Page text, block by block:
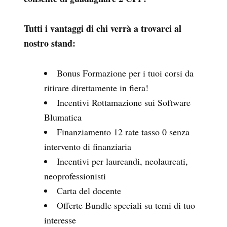
Tutti i vantaggi di chi verrà a trovarci al
nostro stand:
Bonus Formazione per i tuoi corsi da
ritirare direttamente in fiera!
Incentivi Rottamazione sui Software
Blumatica
Finanziamento 12 rate tasso 0 senza
intervento di finanziaria
Incentivi per laureandi, neolaureati,
neoprofessionisti
Carta del docente
Offerte Bundle speciali su temi di tuo
interesse